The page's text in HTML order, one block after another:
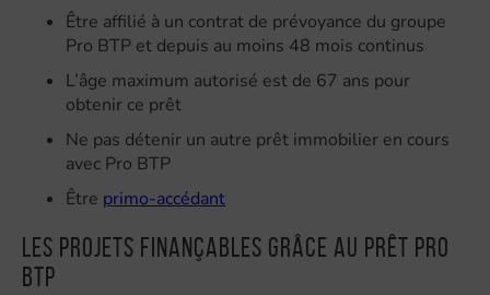
Être affilié à un contrat de prévoyance du groupe
Pro BTP et depuis au moins 48 mois continus
L’âge maximum autorisé est de 67 ans pour
obtenir ce prêt
Ne pas détenir un autre prêt immobilier en cours
avec Pro BTP
Être primo-accédant
Les projets finançables grâce au Prêt Pro
BTP